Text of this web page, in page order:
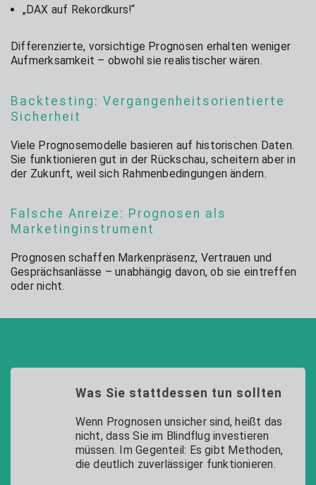
„DAX auf Rekordkurs!“
Differenzierte, vorsichtige Prognosen erhalten weniger
Aufmerksamkeit – obwohl sie realistischer wären.
Backtesting: Vergangenheitsorientierte
Sicherheit
Viele Prognosemodelle basieren auf historischen Daten.
Sie funktionieren gut in der Rückschau, scheitern aber in
der Zukunft, weil sich Rahmenbedingungen ändern.
Falsche Anreize: Prognosen als
Marketinginstrument
Prognosen schaffen Markenpräsenz, Vertrauen und
Gesprächsanlässe – unabhängig davon, ob sie eintreffen
oder nicht.
Was Sie stattdessen tun sollten
Wenn Prognosen unsicher sind, heißt das
nicht, dass Sie im Blindflug investieren
müssen. Im Gegenteil: Es gibt Methoden,
die deutlich zuverlässiger funktionieren.